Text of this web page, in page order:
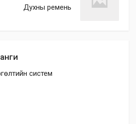
систем
Духны ремень